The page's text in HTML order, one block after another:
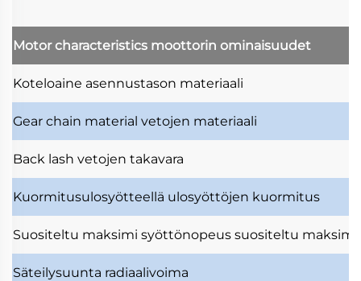
Motor characteristics moottorin ominaisuudet
Koteloaine asennustason materiaali
Gear chain material vetojen materiaali
Back lash vetojen takavara
Kuormitusulosyötteellä ulosyöttöjen kuormitus
Suositeltu maksimi syöttönopeus suositeltu
Säteilysuunta radiaalivoima